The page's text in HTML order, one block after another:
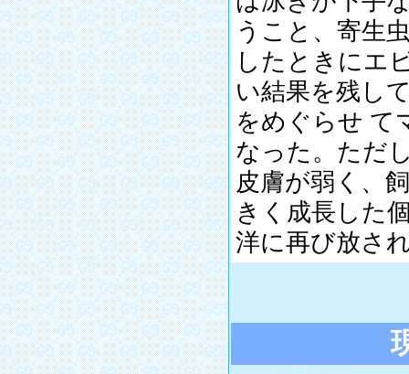
うこと、寄生
したときにエ
い結果を残し
をめぐらせ て
なった。ただ
皮膚が弱く、
きく成長した
洋に再び放さ